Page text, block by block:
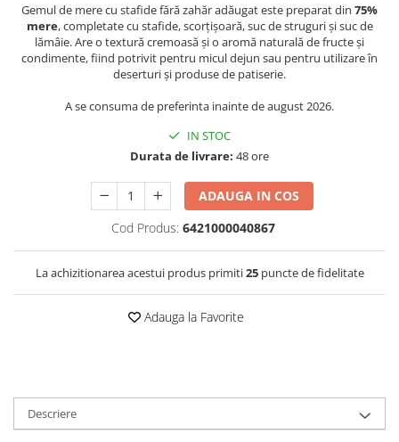
REMEDII NATURISTE
TOATE PRODUSELE
Gemul de mere cu stafide fără zahăr adăugat este preparat din 75%
mere, completate cu stafide, scorțișoară, suc de struguri și suc de
lămâie. Are o textură cremoasă și o aromă naturală de fructe și
condimente, fiind potrivit pentru micul dejun sau pentru utilizare în
deserturi și produse de patiserie.
A se consuma de preferinta inainte de august 2026.
IN STOC
Durata de livrare: 48 ore
ADAUGA IN COS
Cod Produs: 6421000040867
La achizitionarea acestui produs primiti25puncte de fidelitate
Adauga la Favorite
Descriere